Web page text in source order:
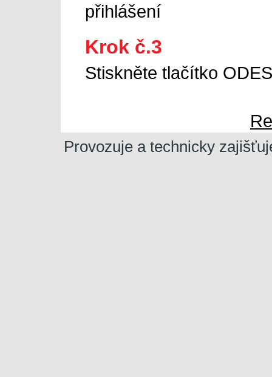
přihlášení
Krok č.3
Stiskněte tlačítko
Provozuje a technicky